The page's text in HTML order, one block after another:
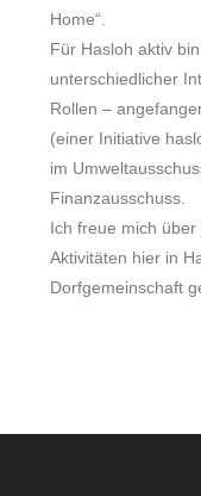
Home“.
Für Hasloh aktiv
unterschiedlicher
Rollen –
(einer Initiative
im
Finanzausschuss.
Ich freue mich
Aktivitäten hier in
Dorfgemeinschaft